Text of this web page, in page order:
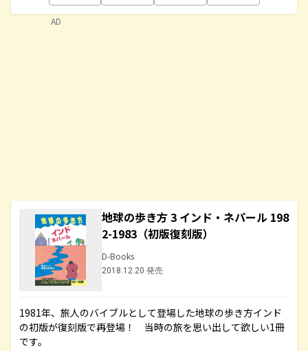
地球の歩き方 3 インド・ネパール 198
2-1983（初版復刻版）
D-Books
2018.12.20 発売
1981年、旅人のバイブルとして登場した地球の歩き方インド
の初版が復刻版で再登場！ 当時の旅を思い出して欲しい1冊
です。
AD